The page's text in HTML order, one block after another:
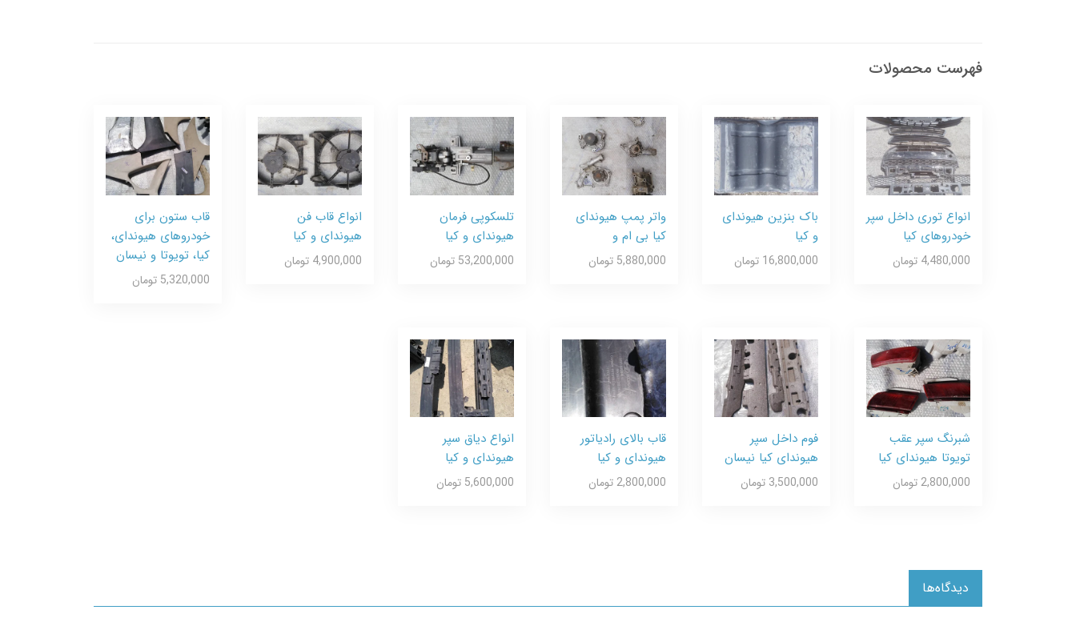
فهرست محصولات
انواع توری داخل سپر
خودروهای کیا
4,480,000 تومان
باک بنزین هیوندای
و کیا
16,800,000 تومان
واتر پمپ هیوندای
کیا بی ام و
5,880,000 تومان
تلسکوپی فرمان
هیوندای و کیا
53,200,000 تومان
انواع قاب فن
هیوندای و کیا
4,900,000 تومان
قاب ستون برای
خودروهای هیوندای،
کیا، تویوتا و نیسان
5,320,000 تومان
شبرنگ سپر عقب
تویوتا هیوندای کیا
2,800,000 تومان
فوم داخل سپر
هیوندای کیا نیسان
3,500,000 تومان
قاب بالای رادیاتور
هیوندای و کیا
2,800,000 تومان
انواع دیاق سپر
هیوندای و کیا
5,600,000 تومان
دیدگاه‌ها